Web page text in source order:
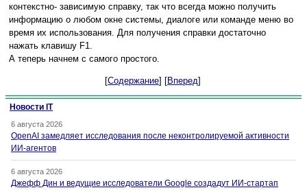
контекстно- зависимую справку, так что всегда можно получить
информацию о любом окне системы, диалоге или команде меню во
время их использования. Для получения справки достаточно
нажать клавишу F1.
А теперь начнем с самого простого.
[Содержание] [Вперед]
Новости IT
6 августа 2026
OpenAI замедляет исследования после неконтролируемой активности
ИИ-агентов
6 августа 2026
Джефф Дин и ведущие исследователи Google создадут ИИ-стартап